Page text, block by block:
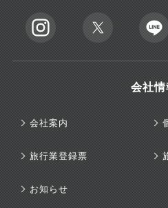
会社情
会社案内
旅行業登録票
お知らせ